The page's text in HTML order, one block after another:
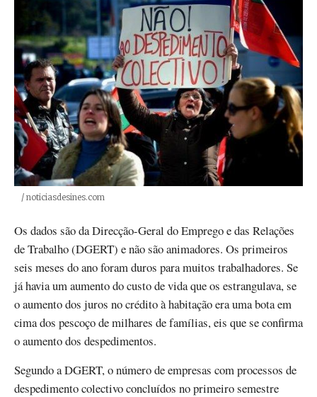
Créditos
/ noticiasdesines.com
Os dados são da Direcção-Geral do Emprego e das Relações
de Trabalho (DGERT) e não são animadores. Os primeiros
seis meses do ano foram duros para muitos trabalhadores. Se
já havia um aumento do custo de vida que os estrangulava, se
o aumento dos juros no crédito à habitação era uma bota em
cima dos pescoço de milhares de famílias, eis que se confirma
o aumento dos despedimentos.
Segundo a DGERT, o número de empresas com processos de
despedimento colectivo concluídos no primeiro semestre